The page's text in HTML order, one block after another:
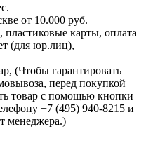
от 10.000 руб.
карты, оплата
(для юр.лиц),
(Чтобы гарантировать
перед покупкой
товар с помощью кнопки
+7 (495) 940-8215 и
менеджера.)